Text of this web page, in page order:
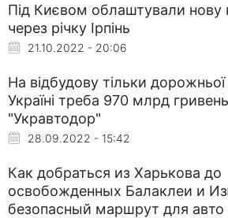
Під Києвом облаштували нову
через річку Ірпінь
21.10.2022 - 20:06
На відбудову тільки дорожньої
Україні треба 970 млрд
"Укравтодор"
28.09.2022 - 15:42
Как добраться из Харькова до
освобожденных Балаклеи и
безопасный маршрут для авто